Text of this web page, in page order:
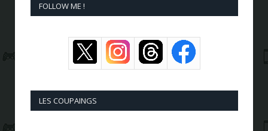
FOLLOW ME !
LES COUPAINGS